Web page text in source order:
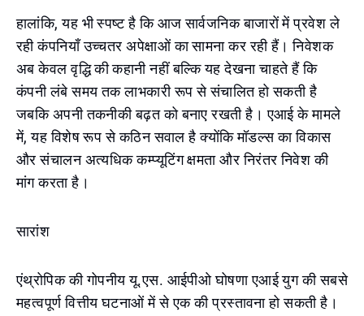
हालांकि, यह भी स्पष्ट है कि आज सार्वजनिक बाजारों में प्रवेश ले
रही कंपनियाँ उच्चतर अपेक्षाओं का सामना कर रही हैं। निवेशक
अब केवल वृद्धि की कहानी नहीं बल्कि यह देखना चाहते हैं कि
कंपनी लंबे समय तक लाभकारी रूप से संचालित हो सकती है
जबकि अपनी तकनीकी बढ़त को बनाए रखती है। एआई के मामले
में, यह विशेष रूप से कठिन सवाल है क्योंकि मॉडल्स का विकास
और संचालन अत्यधिक कम्प्यूटिंग क्षमता और निरंतर निवेश की
मांग करता है।
सारांश
एंथ्रोपिक की गोपनीय यू.एस. आईपीओ घोषणा एआई युग की सबसे
महत्वपूर्ण वित्तीय घटनाओं में से एक की प्रस्तावना हो सकती है।